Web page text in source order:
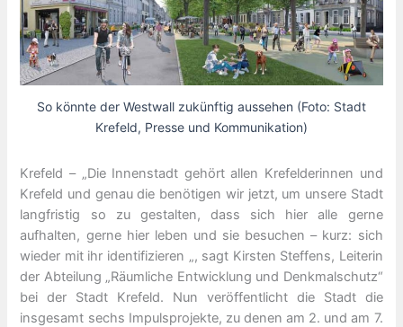
So könnte der Westwall zukünftig aussehen (Foto: Stadt
Krefeld, Presse und Kommunikation)
Krefeld – „Die Innenstadt gehört allen Krefelderinnen und
Krefeld und genau die benötigen wir jetzt, um unsere Stadt
langfristig so zu gestalten, dass sich hier alle gerne
aufhalten, gerne hier leben und sie besuchen – kurz: sich
wieder mit ihr identifizieren „, sagt Kirsten Steffens, Leiterin
der Abteilung „Räumliche Entwicklung und Denkmalschutz“
bei der Stadt Krefeld. Nun veröffentlicht die Stadt die
insgesamt sechs Impulsprojekte, zu denen am 2. und am 7.